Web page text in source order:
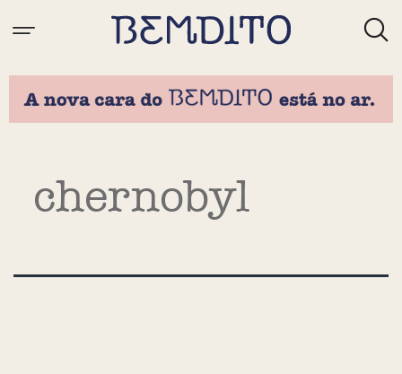
chernobyl